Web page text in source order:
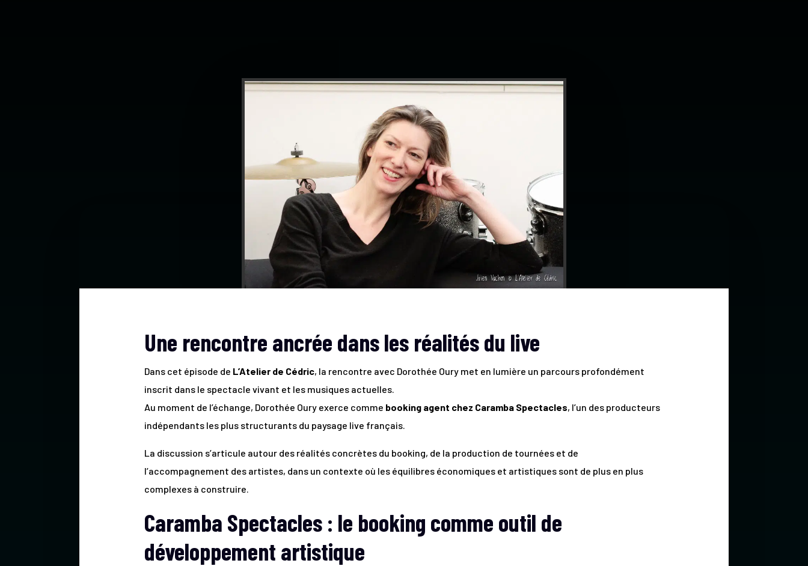
Une rencontre ancrée dans les réalités du live
Dans cet épisode de L’Atelier de Cédric, la rencontre avec Dorothée Oury met en lumière un parcours profondément
inscrit dans le spectacle vivant et les musiques actuelles.
Au moment de l’échange, Dorothée Oury exerce comme booking agent chez Caramba Spectacles, l’un des producteurs
indépendants les plus structurants du paysage live français.
La discussion s’articule autour des réalités concrètes du booking, de la production de tournées et de
l’accompagnement des artistes, dans un contexte où les équilibres économiques et artistiques sont de plus en plus
complexes à construire.
Caramba Spectacles : le booking comme outil de
développement artistique